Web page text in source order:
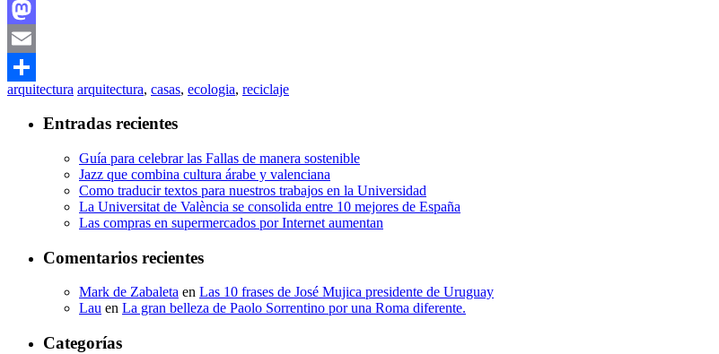
Facebook
Mastodon
Email
Compartir
arquitectura arquitectura, casas, ecologia, reciclaje
Entradas recientes
Guía para celebrar las Fallas de manera sostenible
Jazz que combina cultura árabe y valenciana
Como traducir textos para nuestros trabajos en la Universidad
La Universitat de València se consolida entre 10 mejores de España
Las compras en supermercados por Internet aumentan
Comentarios recientes
Mark de Zabaleta en Las 10 frases de José Mujica presidente de Uruguay
Lau en La gran belleza de Paolo Sorrentino por una Roma diferente.
Categorías